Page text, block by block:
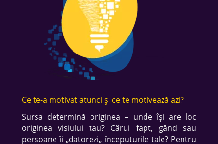
Ce te-a motivat atunci și ce te motivează azi?
Sursa determină originea – unde își are loc
originea visiului tau? Cărui fapt, gând sau
persoane îi „datorezi„ începuturile tale? Pentru